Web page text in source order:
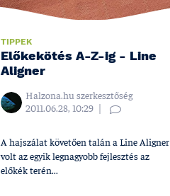
TIPPEK
Előkekötés A-Z-ig - Line
Aligner
Halzona.hu szerkesztőség
2011.06.28, 10:29
A hajszálat követően talán a Line Aligner
volt az egyik legnagyobb fejlesztés az
előkék terén...